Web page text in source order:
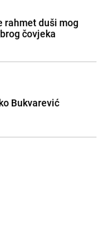
rahmet duši mog
čovjeka
Bukvarević